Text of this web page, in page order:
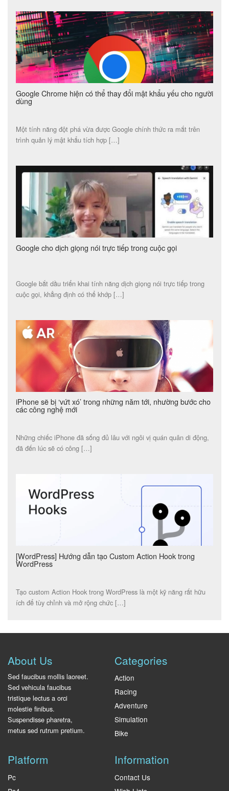
Google Chrome hiện có thể thay đổi mật khẩu yếu cho người
dùng
Một tính năng đột phá vừa được Google chính thức ra mắt trên
trình quản lý mật khẩu tích hợp […]
Google cho dịch giọng nói trực tiếp trong cuộc gọi
Google bắt dầu triển khai tính năng dịch giọng nói trực tiếp trong
cuộc gọi, khẳng định có thể khớp […]
iPhone sẽ bị ‘vứt xó’ trong những năm tới, nhường bước cho
các công nghệ mới
Những chiếc iPhone đã sống đủ lâu với ngôi vị quán quân di động,
đã đến lúc sẽ có công […]
[WordPress] Hướng dẫn tạo Custom Action Hook trong
WordPress
Tạo custom Action Hook trong WordPress là một kỹ năng rất hữu
ích để tùy chỉnh và mở rộng chức […]
About Us
Sed faucibus mollis laoreet.
Sed vehicula faucibus
tristique lectus a orci
molestie finibus.
Suspendisse pharetra,
metus sed rutrum pretium.
Categories
Action
Racing
Adventure
Simulation
Bike
Platform
Pc
Information
Contact Us